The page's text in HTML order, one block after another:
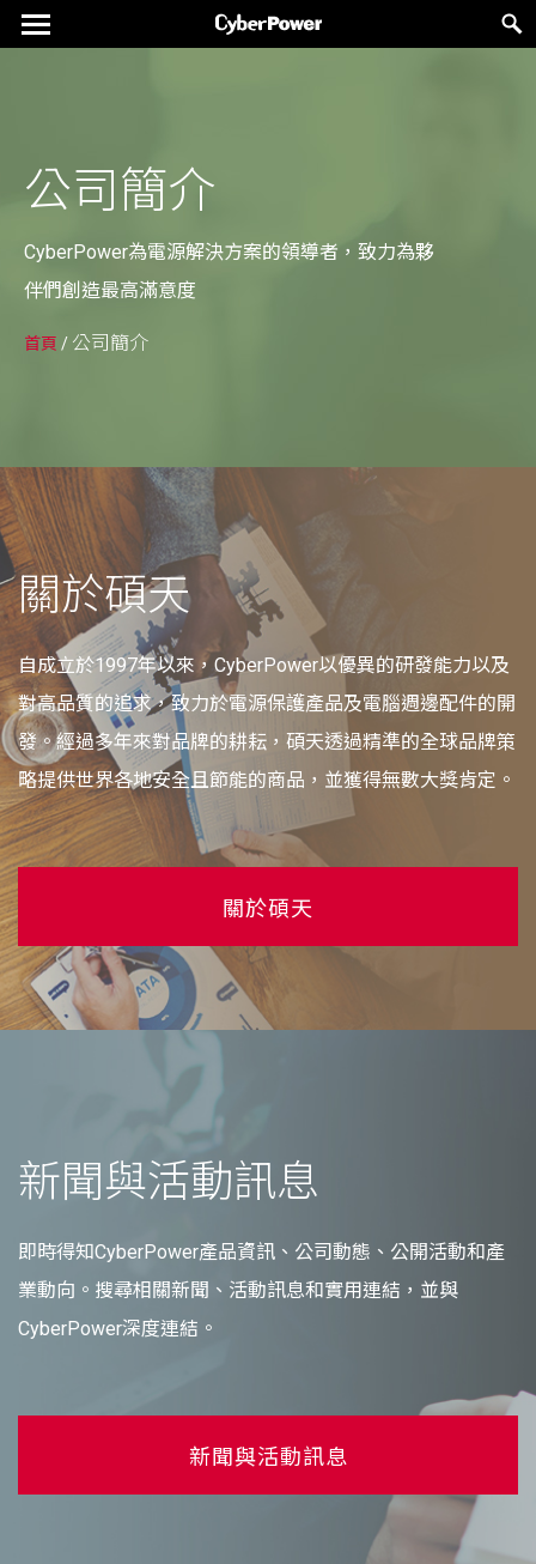
公司簡介
CyberPower為電源解決方案的領導者，致力為夥
伴們創造最高滿意度
首頁 / 公司簡介
關於碩天
自成立於1997年以來，CyberPower以優異的研發能力以及
對高品質的追求，致力於電源保護產品及電腦週邊配件的開
發。經過多年來對品牌的耕耘，碩天透過精準的全球品牌策
略提供世界各地安全且節能的商品，並獲得無數大獎肯定。
關於碩天
新聞與活動訊息
即時得知CyberPower產品資訊、公司動態、公開活動和產
業動向。搜尋相關新聞、活動訊息和實用連結，並與
CyberPower深度連結。
新聞與活動訊息